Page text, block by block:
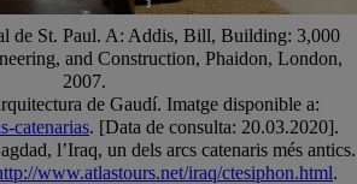
de St. Paul. A: Addis, Bill, Building: 3,000
and Construction, Phaidon, London,
2007.
de Gaudí. Imatge disponible a:
catenarias. [Data de consulta: 20.03.2020].
l’Iraq, un dels arcs catenaris més antics.
www.atlastours.net/iraq/ctesiphon.html.